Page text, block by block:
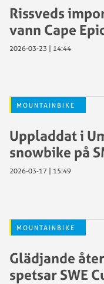
Rissveds
vann Cape
2026-03-23 | 14:44
MOUNTAINBIKE
Uppladdat i
snowbike på
2026-03-17 | 15:49
MOUNTAINBIKE
Glädjande
spetsar SWE